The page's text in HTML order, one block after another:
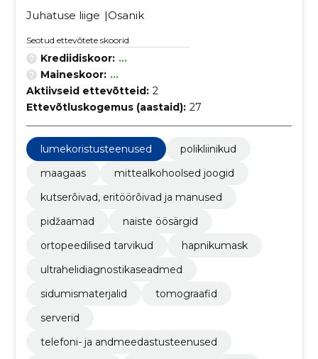
Juhatuse liige
Osanik
Seotud ettevõtete skoorid
Krediidiskoor: ...
Maineskoor: ...
Aktiivseid ettevõtteid: 2
Ettevõtluskogemus (aastaid): 27
lumekoristusteenused
polikliinikud
maagaas
mittealkohoolsed joogid
kutserõivad, eritöörõivad ja manused
pidžaamad
naiste öösärgid
ortopeedilised tarvikud
hapnikumask
ultrahelidiagnostikaseadmed
sidumismaterjalid
tomograafid
serverid
telefoni- ja andmeedastusteenused